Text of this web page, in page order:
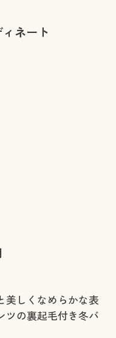
ネート
美しくなめらかな表
ツの裏起毛付き冬バ